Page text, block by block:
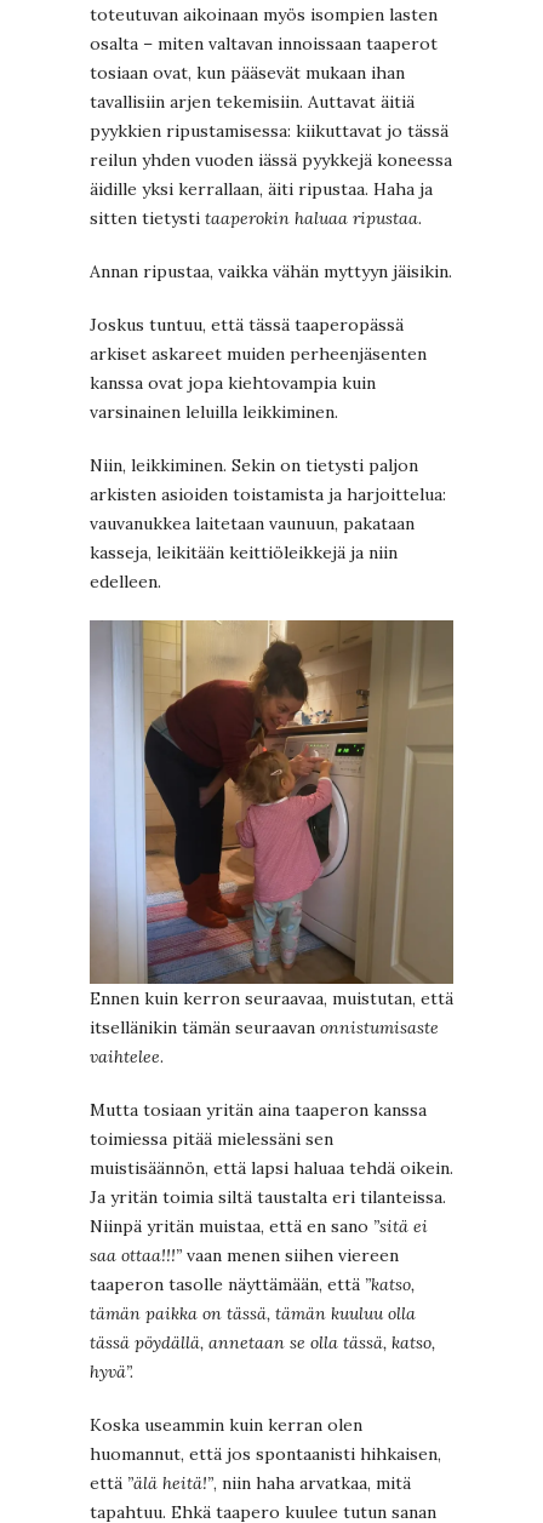
toteutuvan aikoinaan myös isompien lasten
osalta – miten valtavan innoissaan taaperot
tosiaan ovat, kun pääsevät mukaan ihan
tavallisiin arjen tekemisiin. Auttavat äitiä
pyykkien ripustamisessa: kiikuttavat jo tässä
reilun yhden vuoden iässä pyykkejä koneessa
äidille yksi kerrallaan, äiti ripustaa. Haha ja
sitten tietysti taaperokin haluaa ripustaa.
Annan ripustaa, vaikka vähän myttyyn jäisikin.
Joskus tuntuu, että tässä taaperopässä
arkiset askareet muiden perheenjäsenten
kanssa ovat jopa kiehtovampia kuin
varsinainen leluilla leikkiminen.
Niin, leikkiminen. Sekin on tietysti paljon
arkisten asioiden toistamista ja harjoittelua:
vauvanukkea laitetaan vaunuun, pakataan
kasseja, leikitään keittiöleikkejä ja niin
edelleen.
Ennen kuin kerron seuraavaa, muistutan, että
itsellänikin tämän seuraavan onnistumisaste
vaihtelee.
Mutta tosiaan yritän aina taaperon kanssa
toimiessa pitää mielessäni sen
muistisäännön, että lapsi haluaa tehdä oikein.
Ja yritän toimia siltä taustalta eri tilanteissa.
Niinpä yritän muistaa, että en sano ”sitä ei
saa ottaa!!!” vaan menen siihen viereen
taaperon tasolle näyttämään, että ”katso,
tämän paikka on tässä, tämän kuuluu olla
tässä pöydällä, annetaan se olla tässä, katso,
hyvä”.
Koska useammin kuin kerran olen
huomannut, että jos spontaanisti hihkaisen,
että ”älä heitä!”, niin haha arvatkaa, mitä
tapahtuu. Ehkä taapero kuulee tutun sanan